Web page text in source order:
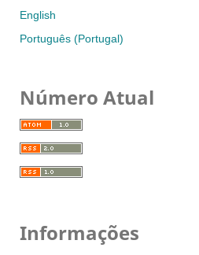
English
Português (Portugal)
Número Atual
Informações